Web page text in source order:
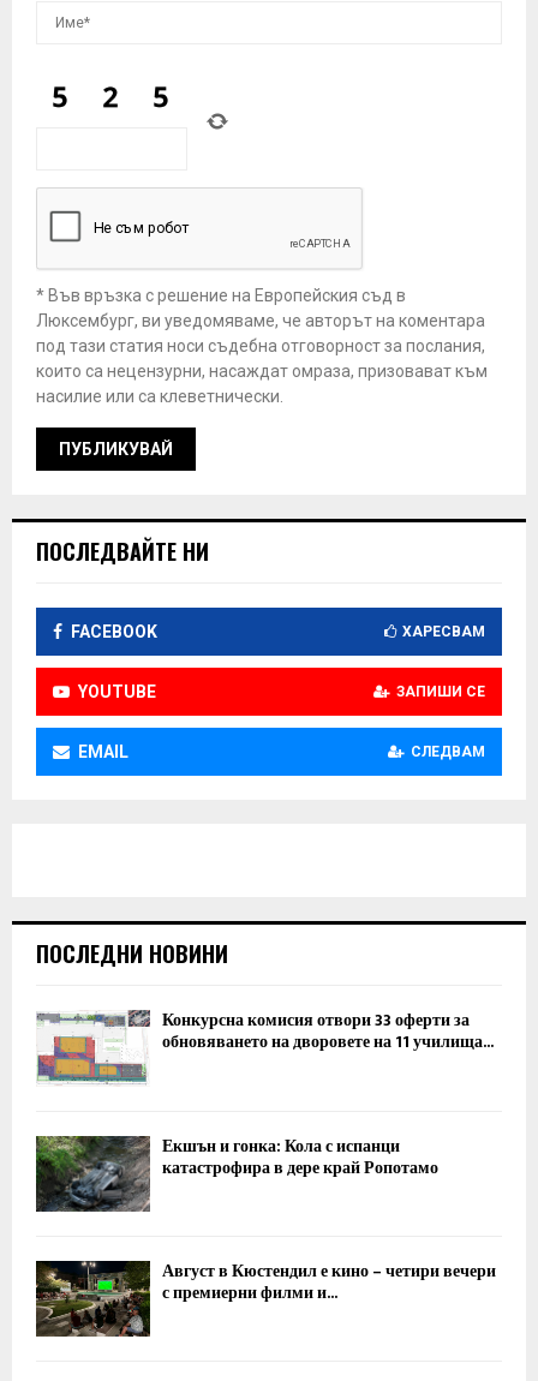
* Във връзка с решение на Европейския съд в
Люксембург, ви уведомяваме, че авторът на коментара
под тази статия носи съдебна отговорност за послания,
които са нецензурни, насаждат омраза, призовават към
насилие или са клеветнически.
ПОСЛЕДВАЙТЕ НИ
FACEBOOK ХАРЕСВАМ
YOUTUBE ЗАПИШИ СЕ
EMAIL СЛЕДВАМ
ПОСЛЕДНИ НОВИНИ
Конкурсна комисия отвори 33 оферти за
обновяването на дворовете на 11 училища...
Екшън и гонка: Кола с испанци
катастрофира в дере край Ропотамо
Август в Кюстендил е кино – четири вечери
с премиерни филми и...